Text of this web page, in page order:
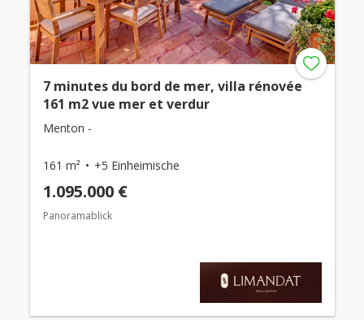
7 minutes du bord de mer, villa rénovée
161 m2 vue mer et verdur
Menton -
161 m² +5 Einheimische
1.095.000 €
Panoramablick